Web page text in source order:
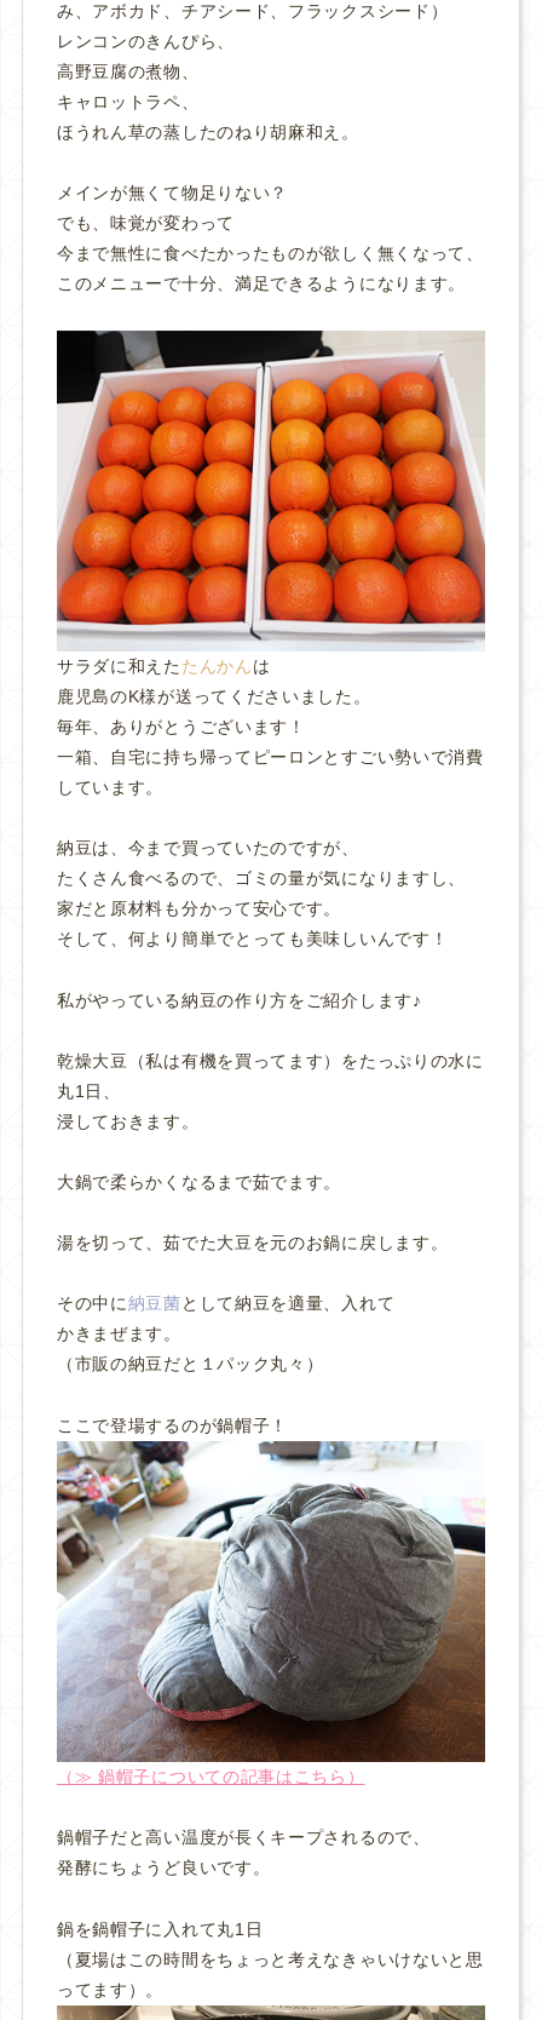
み、アボカド、チアシード、フラックスシード）
レンコンのきんぴら、
高野豆腐の煮物、
キャロットラペ、
ほうれん草の蒸したのねり胡麻和え。
メインが無くて物足りない？
でも、味覚が変わって
今まで無性に食べたかったものが欲しく無くなって、
このメニューで十分、満足できるようになります。
サラダに和えた たんかんは
鹿児島のK様が送ってくださいました。
毎年、ありがとうございます！
一箱、自宅に持ち帰ってピーロンとすごい勢いで消費
しています。
納豆は、今まで買っていたのですが、
たくさん食べるので、ゴミの量が気になりますし、
家だと原材料も分かって安心です。
そして、何より簡単でとっても美味しいんです！
私がやっている納豆の作り方をご紹介します♪
乾燥大豆（私は有機を買ってます）をたっぷりの水に
丸1日、
浸しておきます。
大鍋で柔らかくなるまで茹でます。
湯を切って、茹でた大豆を元のお鍋に戻します。
その中に納豆菌として納豆を適量、入れて
かきまぜます。
（市販の納豆だと１パック丸々）
ここで登場するのが鍋帽子！
（≫ 鍋帽子についての記事はこちら）
鍋帽子だと高い温度が長くキープされるので、
発酵にちょうど良いです。
鍋を鍋帽子に入れて丸1日
（夏場はこの時間をちょっと考えなきゃいけないと思
ってます）。